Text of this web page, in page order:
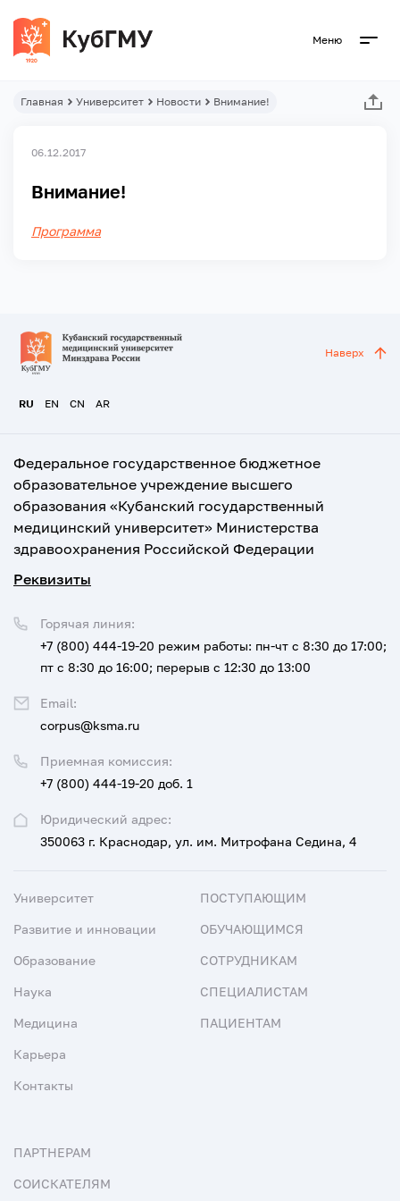
Меню
Главная Университет Новости Внимание!
06.12.2017
Внимание!
Программа
RU EN CN AR
Наверх
Федеральное государственное бюджетное
образовательное учреждение высшего
образования «Кубанский государственный
медицинский университет» Министерства
здравоохранения Российской Федерации
Реквизиты
Юридический адрес:
350063 г. Краснодар, ул. им. Митрофана Седина, 4
Приемная комиссия:
+7 (800) 444-19-20 доб. 1
Горячая линия:
+7 (800) 444-19-20 режим работы: пн-чт с 8:30 до 17:00;
пт с 8:30 до 16:00; перерыв с 12:30 до 13:00
Email:
corpus@ksma.ru
Университет
Развитие и инновации
Образование
Наука
Медицина
Карьера
Контакты
ПОСТУПАЮЩИМ
ОБУЧАЮЩИМСЯ
СОТРУДНИКАМ
СПЕЦИАЛИСТАМ
ПАЦИЕНТАМ
ПАРТНЕРАМ
СОИСКАТЕЛЯМ